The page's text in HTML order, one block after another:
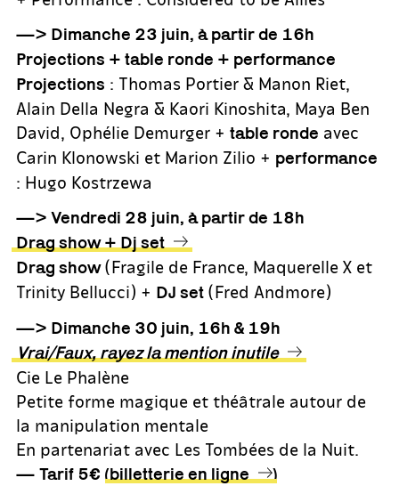
—> Dimanche 23 juin, à partir de 16h
Projections + table ronde + performance
Projections : Thomas Portier & Manon Riet,
Alain Della Negra & Kaori Kinoshita, Maya Ben
David, Ophélie Demurger + table ronde avec
Carin Klonowski et Marion Zilio + performance
: Hugo Kostrzewa
—> Vendredi 28 juin, à partir de 18h
Drag show + Dj set
Drag show(Fragile de France, Maquerelle X et
Trinity Bellucci) + DJ set (Fred Andmore)
—> Dimanche 30 juin, 16h & 19h
Vrai/Faux, rayez la mention inutile
Cie Le Phalène
Petite forme magique et théâtrale autour de
la manipulation mentale
En partenariat avec Les Tombées de la Nuit.
— Tarif 5€ (billetterie en ligne )